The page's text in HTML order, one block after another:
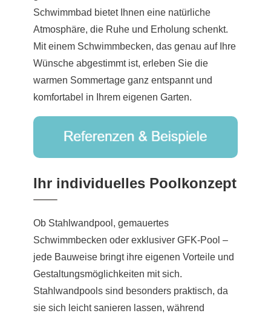
Schwimmbad bietet Ihnen eine natürliche
Atmosphäre, die Ruhe und Erholung schenkt.
Mit einem Schwimmbecken, das genau auf Ihre
Wünsche abgestimmt ist, erleben Sie die
warmen Sommertage ganz entspannt und
komfortabel in Ihrem eigenen Garten.
Ihr individuelles Poolkonzept
Ob Stahlwandpool, gemauertes
Schwimmbecken oder exklusiver GFK-Pool –
jede Bauweise bringt ihre eigenen Vorteile und
Gestaltungsmöglichkeiten mit sich.
Stahlwandpools sind besonders praktisch, da
sie sich leicht sanieren lassen, während